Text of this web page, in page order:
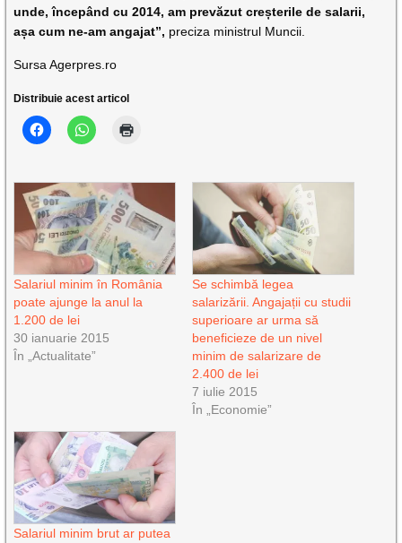
unde, începând cu 2014, am prevăzut creșterile de salarii,
așa cum ne-am angajat”, preciza ministrul Muncii.
Sursa Agerpres.ro
Distribuie acest articol
Salariul minim în România
poate ajunge la anul la
1.200 de lei
30 ianuarie 2015
În „Actualitate”
Se schimbă legea
salarizării. Angajații cu studii
superioare ar urma să
beneficieze de un nivel
minim de salarizare de
2.400 de lei
7 iulie 2015
În „Economie”
Salariul minim brut ar putea